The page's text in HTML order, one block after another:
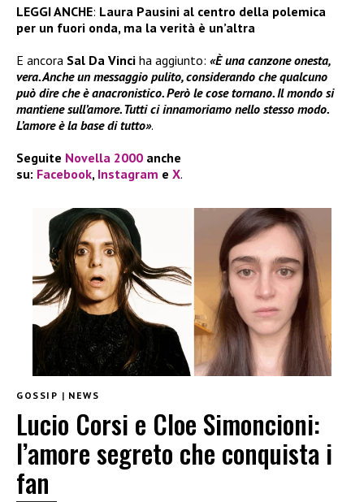
LEGGI ANCHE: Laura Pausini al centro della polemica
per un fuori onda, ma la verità è un’altra
E ancora Sal Da Vinci ha aggiunto: «È una canzone onesta,
vera. Anche un messaggio pulito, considerando che qualcuno
può dire che è anacronistico. Però le cose tornano. Il mondo si
mantiene sull’amore. Tutti ci innamoriamo nello stesso modo.
L’amore è la base di tutto».
Seguite Novella 2000 anche
su: Facebook, Instagram e X.
GOSSIP | NEWS
Lucio Corsi e Cloe Simoncioni:
l’amore segreto che conquista i
fan